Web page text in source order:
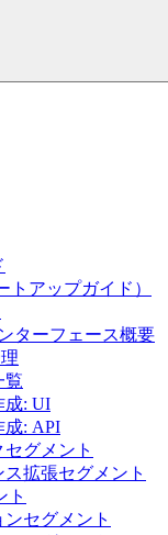
トアップガイド）
ターフェース概要
覧
成: UI
成: API
セグメント
拡張セグメント
ト
セグメント